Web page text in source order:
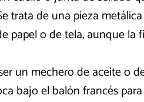
trata de una pieza
papel o de tela, aunque
un mechero de aceite o
bajo el balón francés